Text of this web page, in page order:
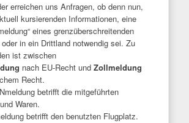
erreichen uns Anfragen, ob denn nun,
kursierenden Informationen, eine
eines grenzüberschreitenden
in ein Drittland notwendig sei. Zu
ist zwischen
nach EU-Recht und Zollmeldung
Recht.
betrifft die mitgeführten
Waren.
betrifft den benutzten Flugplatz.